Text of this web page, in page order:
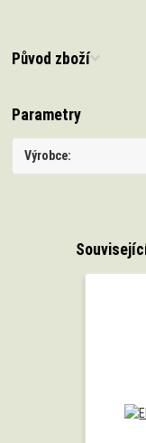
Původ zboží
Parametry
Výrobce